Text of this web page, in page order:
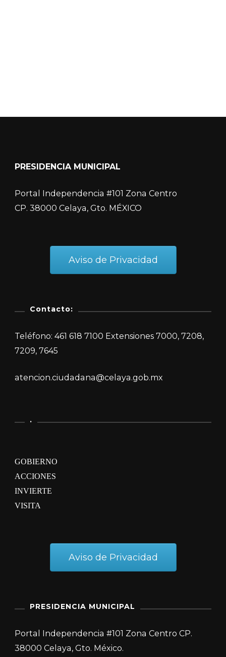
PRESIDENCIA MUNICIPAL
Portal Independencia #101 Zona Centro
CP. 38000 Celaya, Gto. MÉXICO
Aviso de Privacidad
Contacto:
Teléfono: 461 618 7100 Extensiones 7000, 7208,
7209, 7645
atencion.ciudadana@celaya.gob.mx
.
GOBIERNO
ACCIONES
INVIERTE
VISITA
Aviso de Privacidad
PRESIDENCIA MUNICIPAL
Portal Independencia #101 Zona Centro CP.
38000 Celaya, Gto. México.